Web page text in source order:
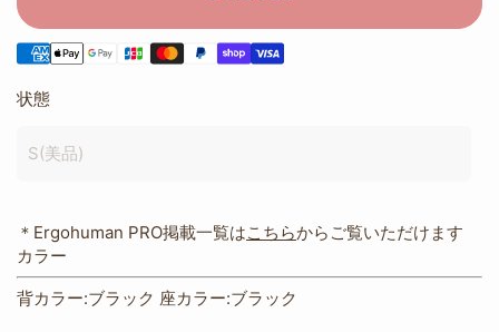
状態
S(美品)
＊Ergohuman PRO掲載一覧はこちらからご覧いただけます
カラー
背カラー:ブラック 座カラー:ブラック